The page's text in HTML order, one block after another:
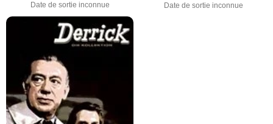
Date de sortie inconnue Date de sortie inconnue